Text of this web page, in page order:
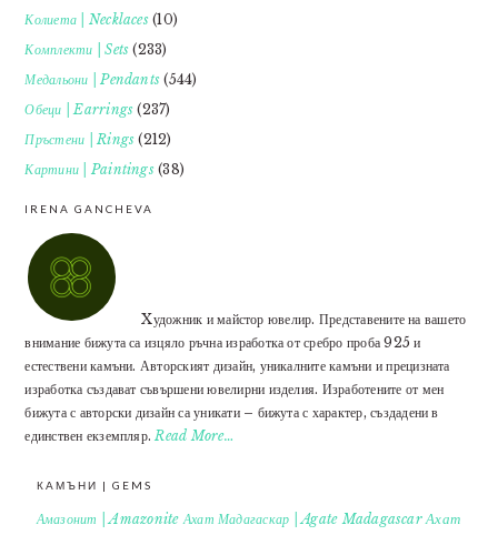
Колиета | Necklaces(10)
Комплекти | Sets (233)
Медальони | Pendants (544)
Обеци | Earrings (237)
Пръстени | Rings (212)
Картини | Paintings(38)
IRENA GANCHEVA
Xудожник и майстор ювелир. Представените на вашето
внимание бижута са изцяло ръчна изработка от сребро проба 925 и
естествени камъни. Авторският дизайн, уникалните камъни и прецизната
изработка създават съвършени ювелирни изделия. Изработените от мен
бижута с авторски дизайн са уникати – бижута с характер, създадени в
единствен екземпляр.Read More…
КАМЪНИ | GEMS
Амазонит | Amazonite Ахат Мадагаскар | Agate Madagascar Ахат